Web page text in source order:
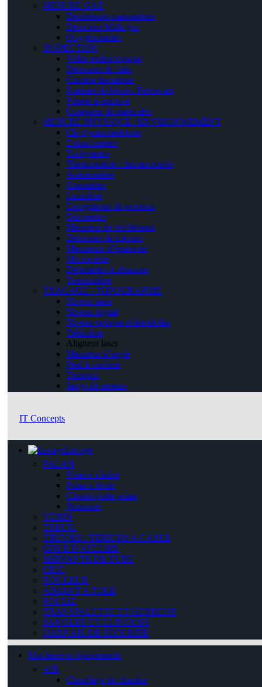
MESURE GAZ
Détendeurs manomètres
Détecteur Multi gaz
Oxygénomètre
INSPECTION
Vidéo endoscopique
Détecteur de fuite
Caméra thermique
Scanner de béton / Ferroscan
Pompe à épreuve
Compteur de particules
MESURE PHYSIQUE / ENVIRONNEMENT
Clé dynanomètrique
Extractomètre
Tachymètre
Thermomètre / thermocouple
Anémomètre
Sonomètre
Luxmètre
Enregistreur de pression
Duromètre
Mesureur de revêtement
Détecteur de métaux
Mesureurs d'épaisseur
Micromètre
Débitmètre à ultrasons
Tensiomètre
TRACAGE / TOPOGRAPHIE
Niveau laser
Niveau digital
Niveau optique et théodolite
Télémètre
Aligneur laser
Mesureur d'angle
Pied à coulisse
Trusquin
Jauge de mesure
IT Concepts
Levage
PALAN
Palan à chaîne
Palan à levier
Chariot porte palan
Palonnier
VERIN
TREUIL
TIRFORS / TIREURS A CABLE
GRUE D'ATELIER
SERVANTE DE TUBE
CRIC
ROULEUR
AIMANT A TOLE
POULIE
TRANSPALETTE ET GERBEUR
SANGLES ET ELINGUES
HARNAIS DE SECURITE
Machines et équipements
AIR
Chauffage de chantier